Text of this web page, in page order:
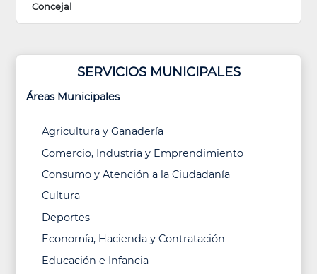
Concejal
SERVICIOS MUNICIPALES
Áreas Municipales
Agricultura y Ganadería
Comercio, Industria y Emprendimiento
Consumo y Atención a la Ciudadanía
Cultura
Deportes
Economía, Hacienda y Contratación
Educación e Infancia